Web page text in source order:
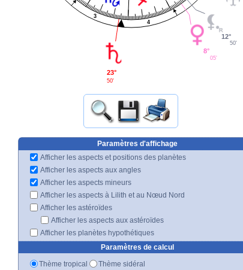
3
4
23°
50'
8°
05'
12°
50'
Paramètres d'affichage
Afficher les aspects et positions des planètes
Afficher les aspects aux angles
Afficher les aspects mineurs
Afficher les aspects à Lilith et au Nœud Nord
Afficher les astéroïdes
Afficher les aspects aux astéroïdes
Afficher les planètes hypothétiques
Paramètres de calcul
Thème tropical
Thème sidéral